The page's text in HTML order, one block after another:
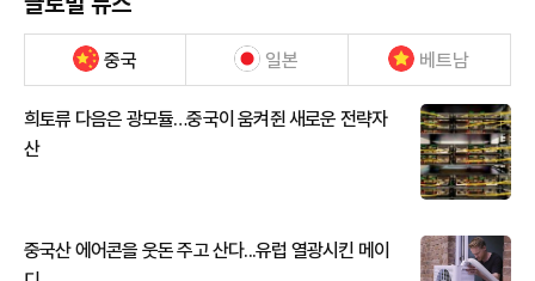
중국 일본 베트남
희토류 다음은 광모듈…중국이 움켜쥔 새로운 전략자
산
중국산 에어콘을 웃돈 주고 산다...유럽 열광시킨 메이